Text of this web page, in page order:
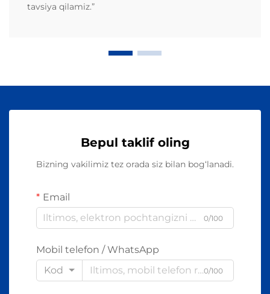
tavsiya qilamiz.”
Bepul taklif oling
Bizning vakilimiz tez orada siz bilan bog‘lanadi.
Email
0/100
Mobil telefon / WhatsApp
Kod
0/100